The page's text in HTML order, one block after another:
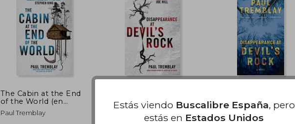
5%
dcto.
5%
dcto.
5%
dcto.
The Cabin at the End
of the World (en
Inglés)
Paul Tremblay
Devil's Rock: A Novel
Devil's Rock: A Novel
(en Inglés)
Paul Tremblay
Estás viendo Buscalibre España, pero
estás en Estados Unidos